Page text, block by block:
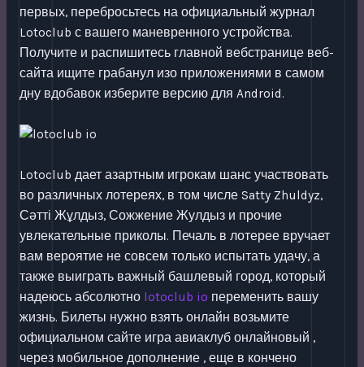
первых, перебросьтесь на официальный журнал
Lotoclub с вашего маневренного устройства.
Получите и распишитесь главной вебстранице веб-
сайта ищите грабанул изо приложениями в самом
дну вдобавок изберите версию для Android.
Lotoclub дает азартным игрокам шанс участвовать
во различных лотереях, в том числе Satty Zhuldyz,
Сәтті Жұлдыз, Сожжение Жулдыз и прочие
увлекательные приколы. Печаль в лотерее вручает
вам вероятие не совсем только испытать удачу, а
также выиграть важный башлевый город, который
надеюсь абсолютно lotoclub io переменить вашу
жизнь. Билеты нужно взять онлайн возьмите
официальном сайте игра авиаклуб онлайновый ,
через мобильное дополнение , еще в кончено